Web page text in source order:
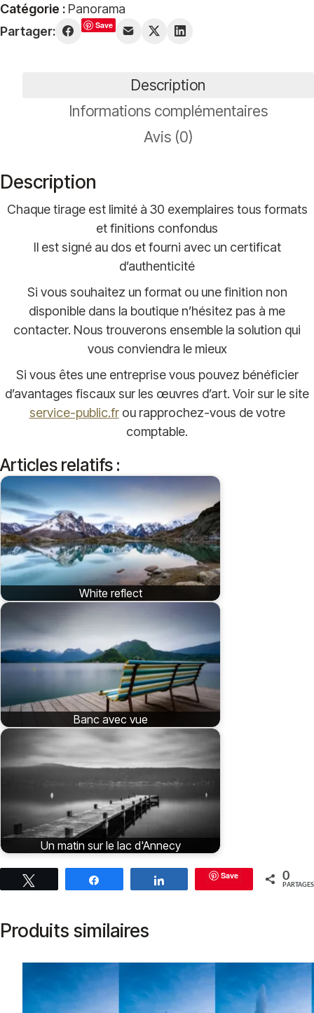
de
White
Catégorie : Panorama
Partager:
Save
Description
Informations complémentaires
Avis (0)
Description
Chaque tirage est limité à 30 exemplaires tous formats
et finitions confondus
Il est signé au dos et fourni avec un certificat
d’authenticité
Si vous souhaitez un format ou une finition non
disponible dans la boutique n’hésitez pas à me
contacter. Nous trouverons ensemble la solution qui
vous conviendra le mieux
Si vous êtes une entreprise vous pouvez bénéficier
d’avantages fiscaux sur les œuvres d’art. Voir sur le site
service-public.frou rapprochez-vous de votre
comptable.
Articles relatifs :
White reflect
Banc avec vue
Un matin sur le lac d'Annecy
Partagez Save 0
PARTAGES
Produits similaires